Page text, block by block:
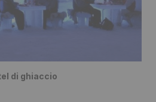
di ghiaccio